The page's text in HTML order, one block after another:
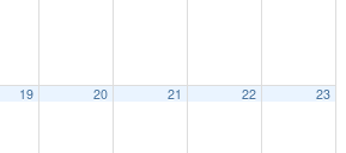
19 20 21 22 23